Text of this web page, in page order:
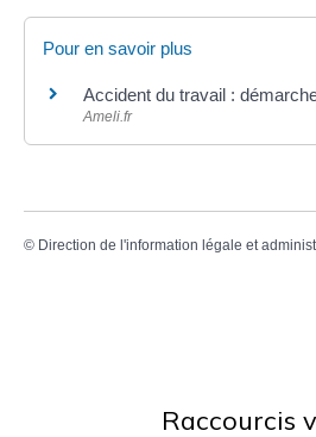
Pour en savoir plus
Accident du travail :
Ameli.fr
© Direction de l'information légale et
Raccourcis